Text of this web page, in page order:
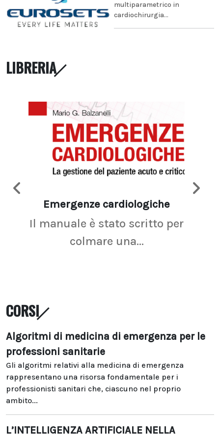
multiparametrico in
cardiochirurgia...
LIBRERIA
Emergenze cardiologiche
Il manuale è stato scritto per
colmare una...
CORSI
Algoritmi di medicina di emergenza per le
professioni sanitarie
Gli algoritmi relativi alla medicina di emergenza
rappresentano una risorsa fondamentale per i
professionisti sanitari che, ciascuno nel proprio
ambito...
L’INTELLIGENZA ARTIFICIALE NELLA